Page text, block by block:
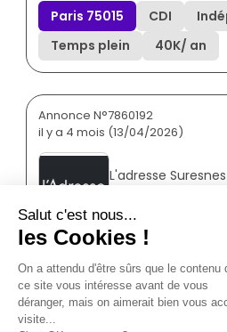
Paris 75015 CDI
Temps plein
40K/ an
Annonce N°7860192
il y a 4 mois (13/04/2026)
L'adresse Suresnes
Suresnes 92150 CDI
Temps plein
25K-100K